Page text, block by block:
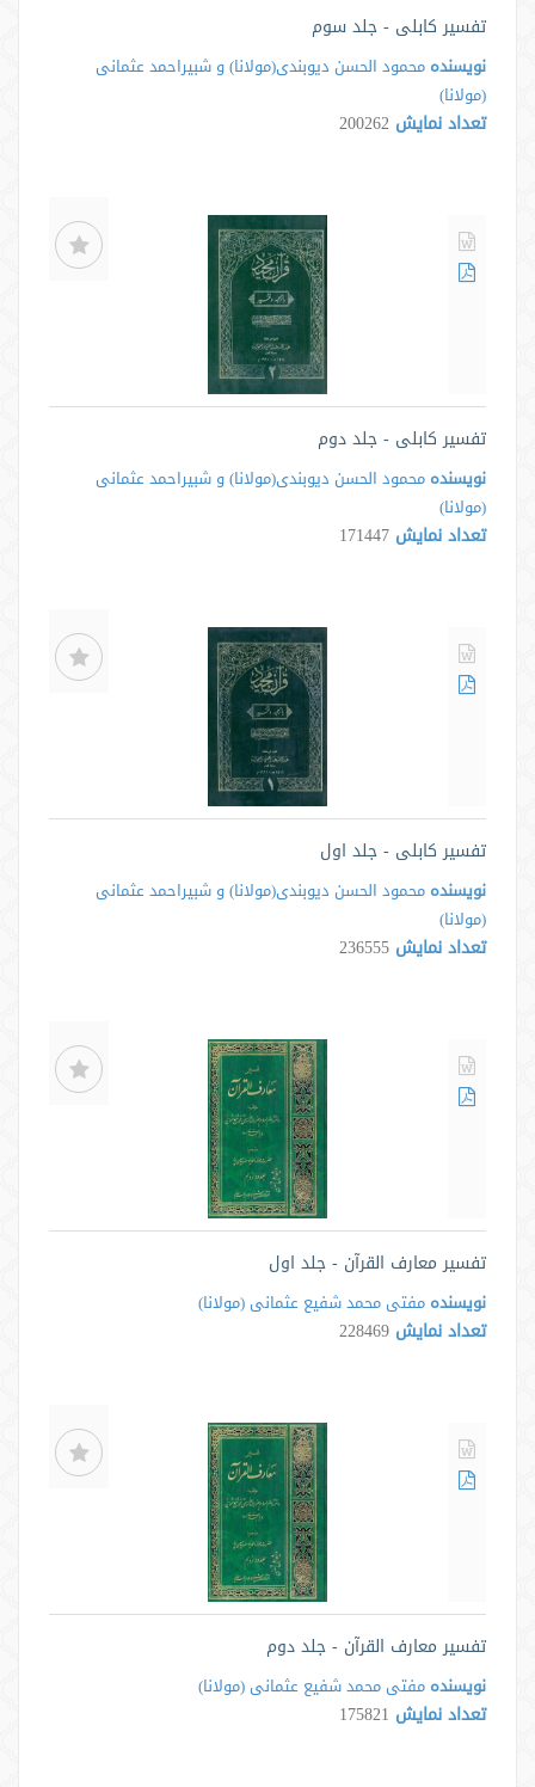
تفسیر کابلی - جلد سوم
نویسنده محمود الحسن دیوبندی(مولانا) و شبیراحمد عثمانی
(مولانا)
تعداد نمایش 200262
تفسیر کابلی - جلد دوم
نویسنده محمود الحسن دیوبندی(مولانا) و شبیراحمد عثمانی
(مولانا)
تعداد نمایش 171447
تفسیر کابلی - جلد اول
نویسنده محمود الحسن دیوبندی(مولانا) و شبیراحمد عثمانی
(مولانا)
تعداد نمایش 236555
تفسیر معارف القرآن - جلد اول
نویسنده مفتی محمد شفیع عثمانی (مولانا)
تعداد نمایش 228469
تفسیر معارف القرآن - جلد دوم
نویسنده مفتی محمد شفیع عثمانی (مولانا)
تعداد نمایش 175821